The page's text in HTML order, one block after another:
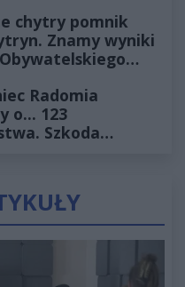
chytry pomnik
Znamy wyniki
Radomia
o... 123
Szkoda